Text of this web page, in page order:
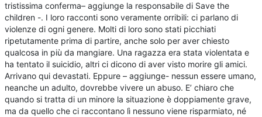
tristissima conferma– aggiunge la responsabile di Save the
children -. I loro racconti sono veramente orribili: ci parlano di
violenze di ogni genere. Molti di loro sono stati picchiati
ripetutamente prima di partire, anche solo per aver chiesto
qualcosa in più da mangiare. Una ragazza era stata violentata e
ha tentato il suicidio, altri ci dicono di aver visto morire gli amici.
Arrivano qui devastati. Eppure – aggiunge- nessun essere umano,
neanche un adulto, dovrebbe vivere un abuso. E’ chiaro che
quando si tratta di un minore la situazione è doppiamente grave,
ma da quello che ci raccontano lì nessuno viene risparmiato, né